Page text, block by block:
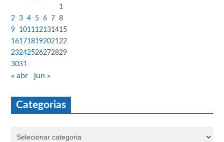
1
2
3 4 5 6 7 8
9
1011 12131415
161718192021 22
23242526272829
3031
« abr jun »
Categorias